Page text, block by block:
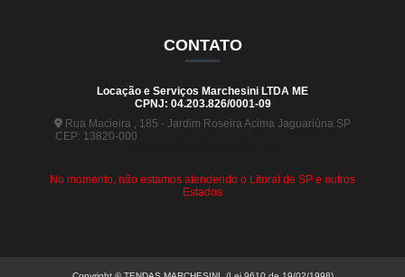
CONTATO
Locação e Serviços Marchesini LTDA ME
CPNJ: 04.203.826/0001-09
Rua Macieira , 185 - Jardim Roseira Acima Jaguariúna SP
CEP: 13820-000
No momento, não estamos atendendo o Litoral de SP e outros
Estados